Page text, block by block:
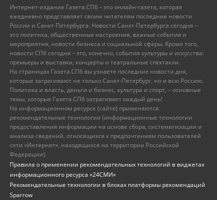
Интернет-издание Газета.СПб – это онлайн-газета, которая
ежедневно представляет своим читателям последние новости
России и Санкт-Петербурга. Новости Санкт-Петербурга сегодня –
это политика, общественные настроения, важные события и
мероприятия, новости бизнеса и социальной сферы. Кроме того,
новости СПб сегодня – это, конечно, события культуры и искусства:
премьеры и выставки, концерты и театральные спектакли.
На страницах Газета.СПб вы узнаете последние новости дня,
которые затрагивают не только Санкт-Петербург, но и всю Россию.
Политика и власть, деньги и бизнес, культура и спорт, – основные
темы, которые Газета.СПб затрагивает каждый день!
На информационном ресурсе (сайте) применяются
рекомендательные технологии (информационные технологии
предоставления информации на основе сбора, систематизации и
анализа сведений, относящихся к предпочтениям пользователей
сети «Интернет», находящихся на территории Российской
Федерации).
Правила о применении рекомендательных технологий в виджетах
информационного ресурса «24СМИ»
Рекомендательные технологии в блоках платформы рекомендаций
Sparrow